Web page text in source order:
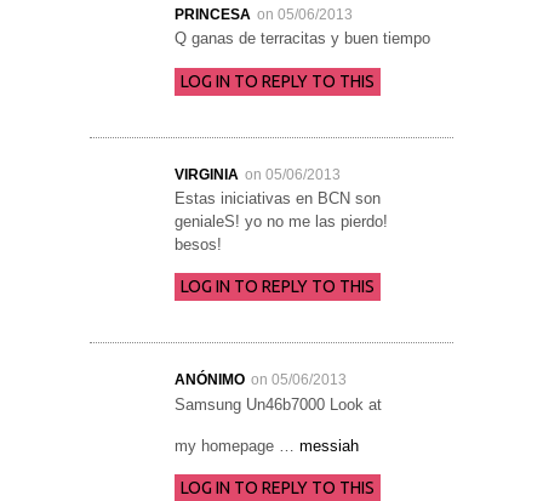
PRINCESA on 05/06/2013
Q ganas de terracitas y buen tiempo
LOG IN TO REPLY TO THIS
VIRGINIA on 05/06/2013
Estas iniciativas en BCN son
genialeS! yo no me las pierdo!
besos!
LOG IN TO REPLY TO THIS
ANÓNIMO on 05/06/2013
Samsung Un46b7000 Look at
my homepage … messiah
LOG IN TO REPLY TO THIS